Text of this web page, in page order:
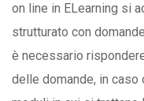
on line in ELearning si
strutturato con
è necessario
delle domande, in